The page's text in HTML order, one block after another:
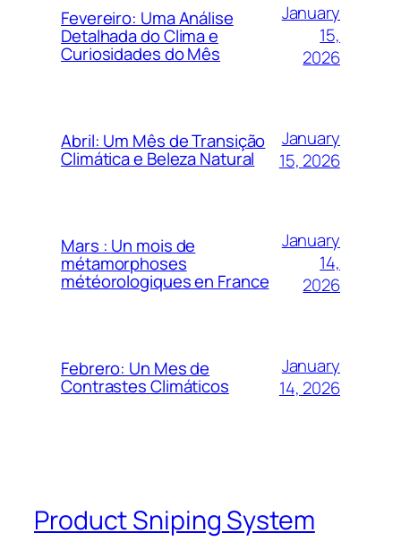
Fevereiro: Uma Análise
Detalhada do Clima e
Curiosidades do Mês
January
15,
2026
Abril: Um Mês de Transição
Climática e Beleza Natural
January
15, 2026
Mars : Un mois de
métamorphoses
météorologiques en France
January
14,
2026
Febrero: Un Mes de
Contrastes Climáticos
January
14, 2026
Product Sniping System